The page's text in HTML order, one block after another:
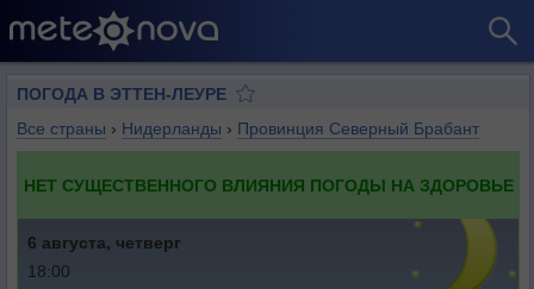
ПОГОДА В ЭТТЕН-ЛЕУРЕ
Все страны › Нидерланды › Провинция Северный Брабант
НЕТ СУЩЕСТВЕННОГО ВЛИЯНИЯ ПОГОДЫ НА ЗДОРОВЬЕ
6 августа, четверг
18:00